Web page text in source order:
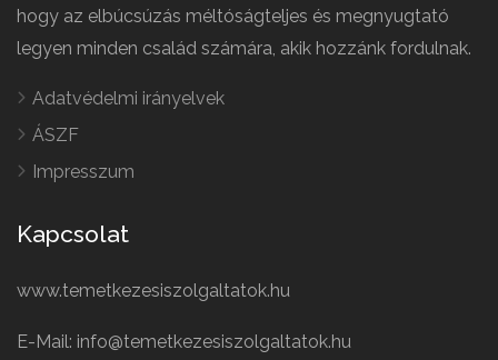
hogy az elbúcsúzás méltóságteljes és megnyugtató
legyen minden család számára, akik hozzánk fordulnak.
Adatvédelmi irányelvek
ÁSZF
Impresszum
Kapcsolat
www.temetkezesiszolgaltatok.hu
E-Mail: info@temetkezesiszolgaltatok.hu